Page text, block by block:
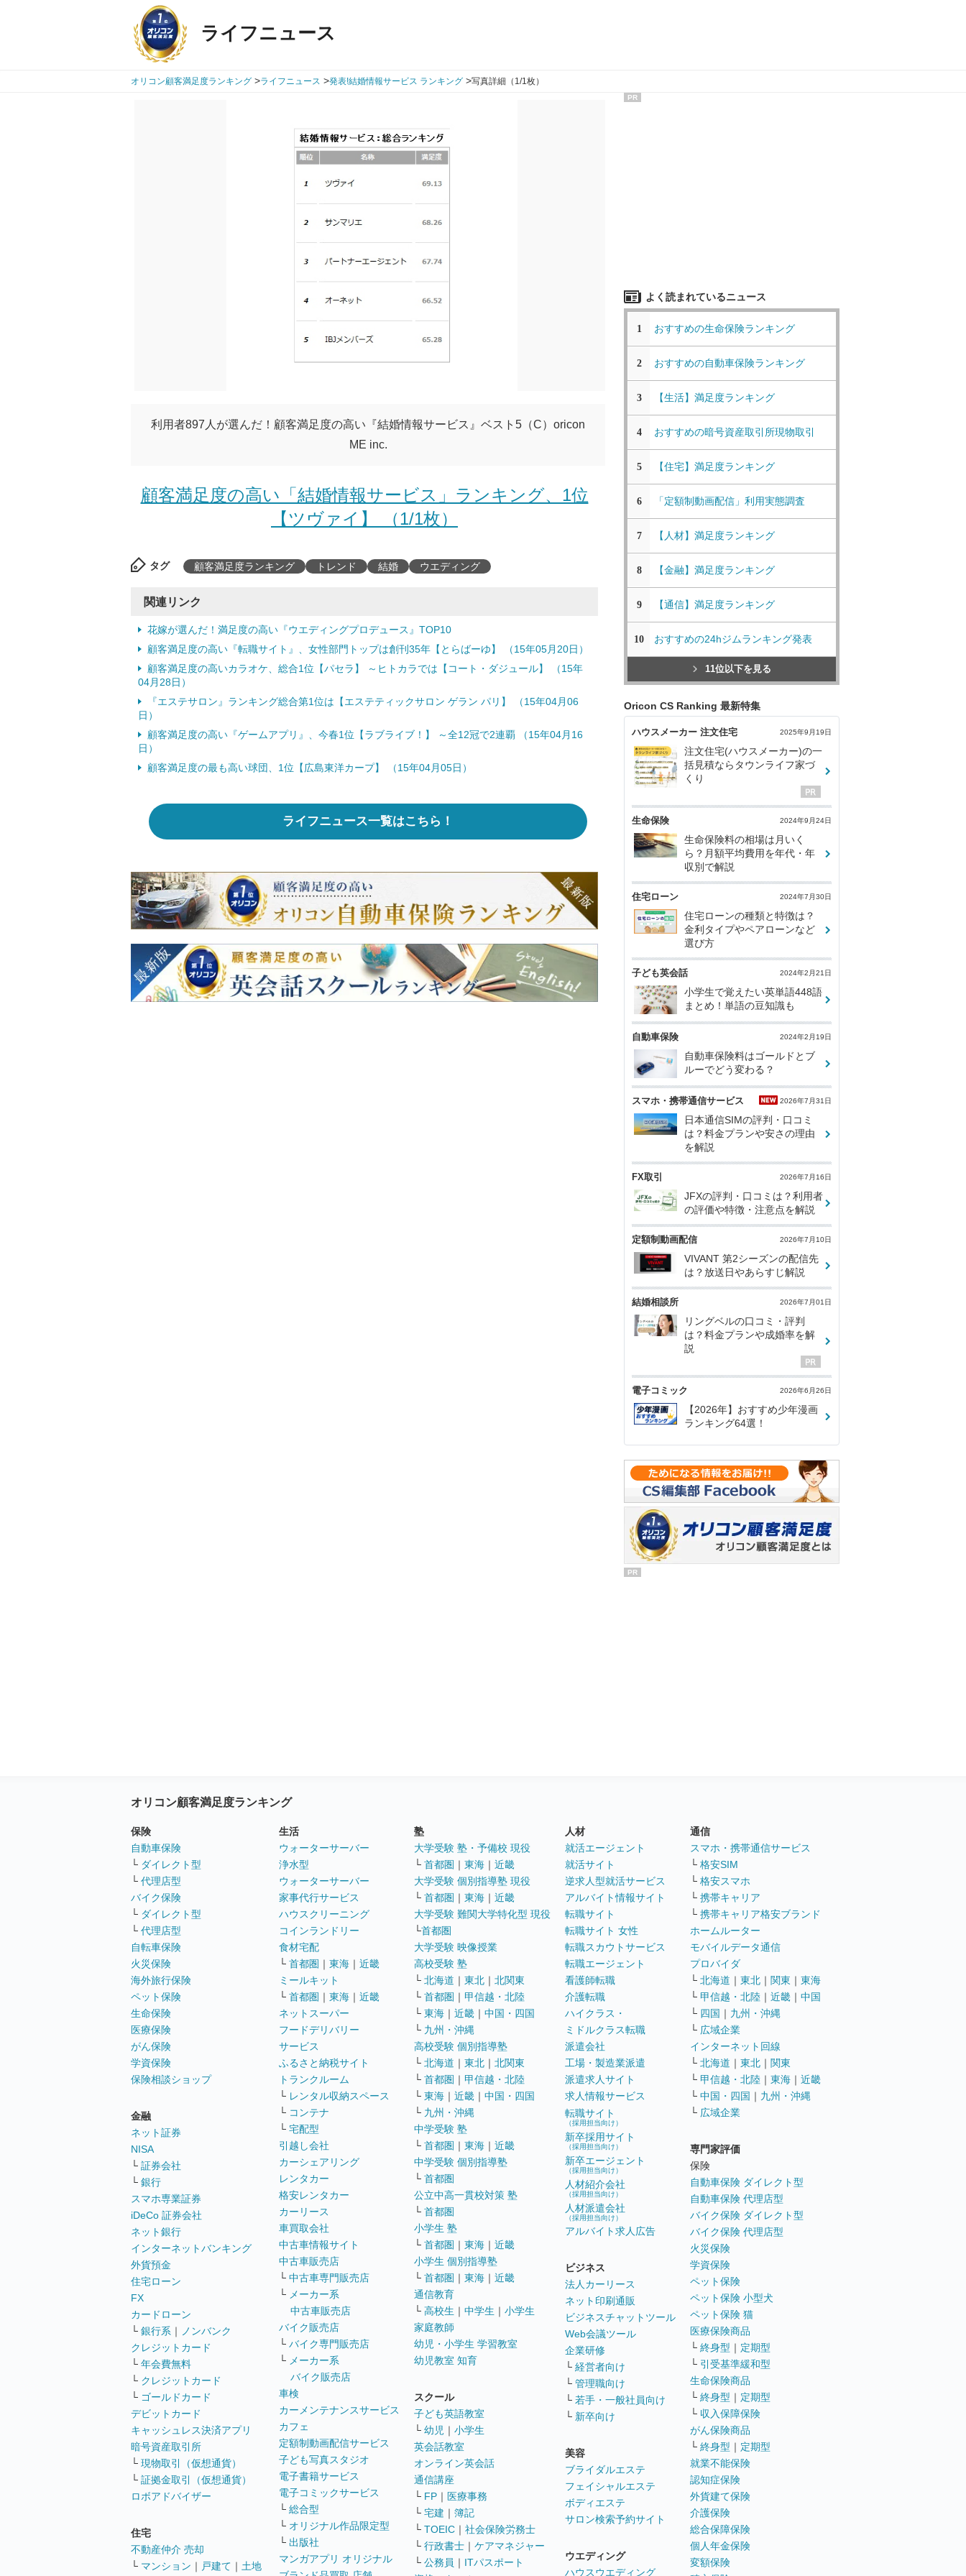
ライフニュース
オリコン顧客満足度ランキング >ライフニュース >発表!結婚情報サービス ランキング >写真詳細（1/1枚）
利用者897人が選んだ！顧客満足度の高い『結婚情報サービス』ベスト5（C）oricon
ME inc.
顧客満足度の高い「結婚情報サービス」ランキング、1位
【ツヴァイ】 （1/1枚）
タグ 顧客満足度ランキング トレンド 結婚 ウエディング
関連リンク
花嫁が選んだ！満足度の高い『ウエディングプロデュース』TOP10
顧客満足度の高い『転職サイト』、女性部門トップは創刊35年【とらばーゆ】 （15年05月20日）
顧客満足度の高いカラオケ、総合1位【パセラ】 ～ヒトカラでは【コート・ダジュール】 （15年
04月28日）
『エステサロン』ランキング総合第1位は【エステティックサロン ゲラン パリ】 （15年04月06
日）
顧客満足度の高い『ゲームアプリ』、今春1位【ラブライブ！】 ～全12冠で2連覇 （15年04月16
日）
顧客満足度の最も高い球団、1位【広島東洋カープ】 （15年04月05日）
ライフニュース一覧はこちら！
PR
よく読まれているニュース
1 おすすめの生命保険ランキング
2 おすすめの自動車保険ランキング
3 【生活】満足度ランキング
4 おすすめの暗号資産取引所現物取引
5 【住宅】満足度ランキング
6 「定額制動画配信」利用実態調査
7 【人材】満足度ランキング
8 【金融】満足度ランキング
9 【通信】満足度ランキング
10 おすすめの24hジムランキング発表
11位以下を見る
Oricon CS Ranking 最新特集
ハウスメーカー 注文住宅 2025年9月19日
注文住宅(ハウスメーカー)の一
括見積ならタウンライフ家づ
くり
生命保険 2024年9月24日
生命保険料の相場は月いく
ら？月額平均費用を年代・年
収別で解説
住宅ローン 2024年7月30日
住宅ローンの種類と特徴は？
金利タイプやペアローンなど
選び方
子ども英会話 2024年2月21日
小学生で覚えたい英単語448語
まとめ！単語の豆知識も
自動車保険 2024年2月19日
自動車保険料はゴールドとブ
ルーでどう変わる？
スマホ・携帯通信サービス 2026年7月31日
日本通信SIMの評判・口コミ
は？料金プランや安さの理由
を解説
FX取引 2026年7月16日
JFXの評判・口コミは？利用者
の評価や特徴・注意点を解説
定額制動画配信 2026年7月10日
VIVANT 第2シーズンの配信先
は？放送日やあらすじ解説
結婚相談所 2026年7月01日
リングベルの口コミ・評判
は？料金プランや成婚率を解
説
電子コミック 2026年6月26日
【2026年】おすすめ少年漫画
ランキング64選！
PR
オリコン顧客満足度ランキング
保険
自動車保険
└ ダイレクト型
└ 代理店型
バイク保険
└ ダイレクト型
└ 代理店型
自転車保険
火災保険
海外旅行保険
ペット保険
生命保険
医療保険
がん保険
学資保険
保険相談ショップ
金融
ネット証券
NISA
└ 証券会社
└ 銀行
スマホ専業証券
iDeCo 証券会社
ネット銀行
インターネットバンキング
外貨預金
住宅ローン
FX
カードローン
└ 銀行系 ｜
ノンバンク
クレジットカード
└ 年会費無料
└ クレジットカード
└ ゴールドカード
デビットカード
キャッシュレス決済アプリ
暗号資産取引所
└ 現物取引（仮想通貨）
└ 証拠金取引（仮想通貨）
ロボアドバイザー
住宅
不動産仲介 売却
└ マンション ｜ 戸建て ｜ 土地
生活
ウォーターサーバー
浄水型
ウォーターサーバー
家事代行サービス
ハウスクリーニング
コインランドリー
食材宅配
└ 首都圏 ｜ 東海 ｜ 近畿
ミールキット
└ 首都圏 ｜ 東海 ｜ 近畿
ネットスーパー
フードデリバリー
サービス
ふるさと納税サイト
トランクルーム
└ レンタル収納スペース
└ コンテナ
└ 宅配型
引越し会社
カーシェアリング
レンタカー
格安レンタカー
カーリース
車買取会社
中古車情報サイト
中古車販売店
└ 中古車専門販売店
└ メーカー系
中古車販売店
バイク販売店
└ バイク専門販売店
└ メーカー系
バイク販売店
車検
カーメンテナンスサービス
カフェ
定額制動画配信サービス
子ども写真スタジオ
電子書籍サービス
電子コミックサービス
└ 総合型
└ オリジナル作品限定型
└ 出版社
マンガアプリ オリジナル
塾
大学受験 塾・予備校 現役
└ 首都圏 ｜ 東海 ｜ 近畿
大学受験 個別指導塾 現役
└ 首都圏 ｜ 東海 ｜ 近畿
大学受験 難関大学特化型 現役
└首都圏
大学受験 映像授業
高校受験 塾
└ 北海道 ｜ 東北 ｜ 北関東
└ 首都圏 ｜ 甲信越・北陸
└ 東海 ｜ 近畿 ｜ 中国・四国
└ 九州・沖縄
高校受験 個別指導塾
└ 北海道 ｜ 東北 ｜ 北関東
└ 首都圏 ｜ 甲信越・北陸
└ 東海 ｜ 近畿 ｜ 中国・四国
└ 九州・沖縄
中学受験 塾
└ 首都圏 ｜ 東海 ｜ 近畿
中学受験 個別指導塾
└ 首都圏
公立中高一貫校対策 塾
└ 首都圏
小学生 塾
└ 首都圏 ｜ 東海 ｜ 近畿
小学生 個別指導塾
└ 首都圏 ｜ 東海 ｜ 近畿
通信教育
└ 高校生 ｜ 中学生 ｜ 小学生
家庭教師
幼児・小学生 学習教室
幼児教室 知育
スクール
子ども英語教室
└ 幼児 ｜ 小学生
英会話教室
オンライン英会話
通信講座
└ FP ｜ 医療事務
└ 宅建 ｜ 簿記
└ TOEIC ｜ 社会保険労務士
└ 行政書士 ｜ ケアマネジャー
└ 公務員 ｜ ITパスポート
人材
就活エージェント
就活サイト
逆求人型就活サービス
アルバイト情報サイト
転職サイト
転職サイト 女性
転職スカウトサービス
転職エージェント
看護師転職
介護転職
ハイクラス・
ミドルクラス転職
派遣会社
工場・製造業派遣
派遣求人サイト
求人情報サービス
転職サイト
（採用担当向け）
新卒採用サイト
（採用担当向け）
新卒エージェント
（採用担当向け）
人材紹介会社
（採用担当向け）
人材派遣会社
（採用担当向け）
アルバイト求人広告
ビジネス
法人カーリース
ネット印刷通販
ビジネスチャットツール
Web会議ツール
企業研修
└ 経営者向け
└ 管理職向け
└ 若手・一般社員向け
└ 新卒向け
美容
ブライダルエステ
フェイシャルエステ
ボディエステ
サロン検索予約サイト
ウエディング
ハウスウエディング
通信
スマホ・携帯通信サービス
└ 格安SIM
└ 格安スマホ
└ 携帯キャリア
└ 携帯キャリア格安ブランド
ホームルーター
モバイルデータ通信
プロバイダ
└ 北海道 ｜ 東北 ｜ 関東 ｜ 東海
└ 甲信越・北陸 ｜ 近畿 ｜ 中国
└ 四国 ｜ 九州・沖縄
└ 広域企業
インターネット回線
└ 北海道 ｜ 東北 ｜ 関東
└ 甲信越・北陸 ｜ 東海 ｜ 近畿
└ 中国・四国 ｜ 九州・沖縄
└ 広域企業
専門家評価
保険
自動車保険 ダイレクト型
自動車保険 代理店型
バイク保険 ダイレクト型
バイク保険 代理店型
火災保険
学資保険
ペット保険
ペット保険 小型犬
ペット保険 猫
医療保険商品
└ 終身型 ｜ 定期型
└ 引受基準緩和型
生命保険商品
└ 終身型 ｜ 定期型
└ 収入保障保険
がん保険商品
└ 終身型 ｜ 定期型
就業不能保険
認知症保険
外貨建て保険
介護保険
総合保障保険
個人年金保険
変額保険